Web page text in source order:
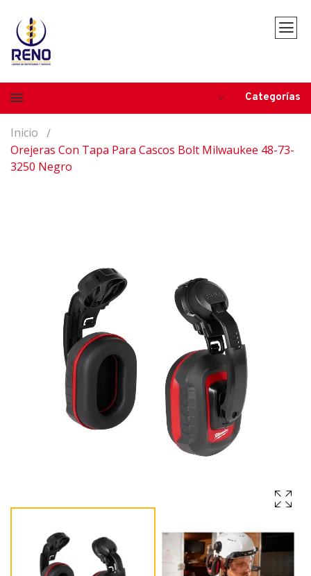
Categorías
Inicio
Orejeras Con Tapa Para Cascos Bolt Milwaukee 48-73-
3250 Negro